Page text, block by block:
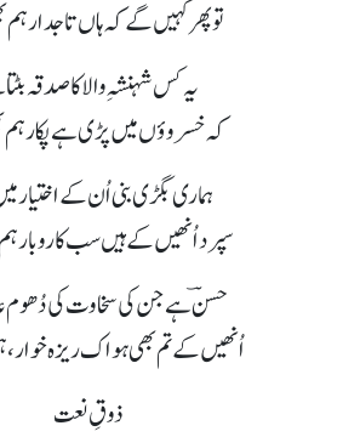
تو پھر کہیں گے کہ ہاں تاجدار ہم
یہ کس شہنشہِ والا کا صدقہ
کہ خسروؤں میں پڑی ہے پکار ہم
ہماری بگڑی بنی اُن کے اختیار
سپرد اُنھیں کے ہیں سب کاروبار
حسنؔ ہے جن کی سخاوت کی دُھوم
اُنھیں کے تم بھی ہو اک ریزہ خوار،
ذوقِ نعت